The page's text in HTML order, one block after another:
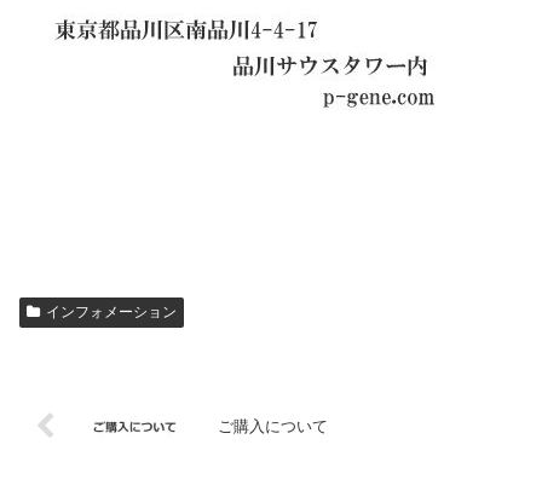
インフォメーション
ご購入について